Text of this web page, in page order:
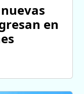
nuevas
en